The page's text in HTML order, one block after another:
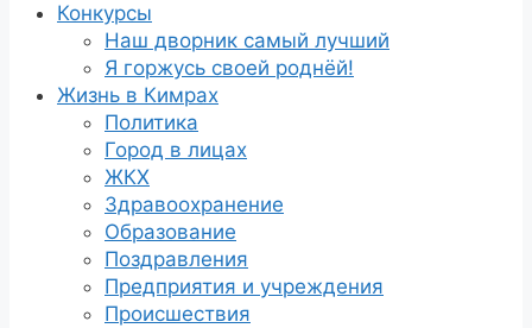
Конкурсы
Наш дворник самый лучший
Я горжусь своей роднёй!
Жизнь в Кимрах
Политика
Город в лицах
ЖКХ
Здравоохранение
Образование
Поздравления
Предприятия и учреждения
Происшествия